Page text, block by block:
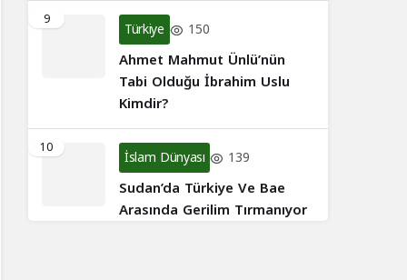
9 Türkiye 150
Ahmet Mahmut Ünlü’nün
Tabi Olduğu İbrahim Uslu
Kimdir?
10 İslam Dünyası 139
Sudan’da Türkiye Ve Bae
Arasında Gerilim Tırmanıyor